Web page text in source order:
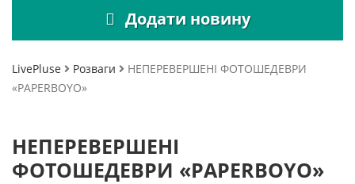
Додати новину
LivePluse Розваги
НЕПЕРЕВЕРШЕНІ ФОТОШЕДЕВРИ
«PAPERBOYO»
НЕПЕРЕВЕРШЕНІ
ФОТОШЕДЕВРИ «PAPERBOYO»